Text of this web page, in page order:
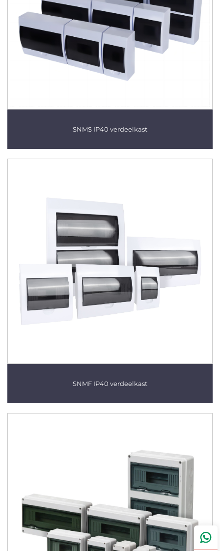
SNMS IP40 verdeelkast
SNMF IP40 verdeelkast